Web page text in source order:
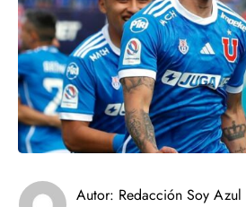
Autor: Redacción Soy Azul